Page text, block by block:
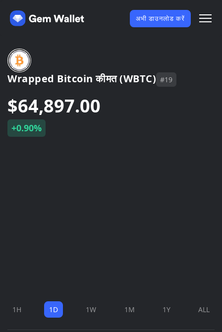
अभी डाउनलोड करें
Wrapped Bitcoin कीमत (WBTC) #19
$64,897.00
+0.90%
1H 1D 1W 1M 1Y ALL